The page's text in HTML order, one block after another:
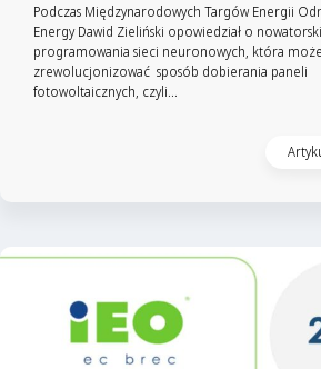
Podczas Międzynarodowych Targów Energii
Energy Dawid Zieliński opowiedział o
programowania sieci neuronowych, która może
zrewolucjonizować sposób dobierania paneli
fotowoltaicznych, czyli...